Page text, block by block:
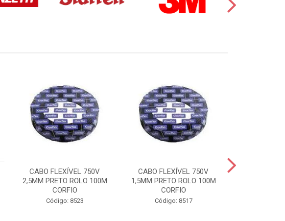
CABO FLEXÍVEL 750V
2,5MM PRETO ROLO 100M
CORFIO
Código: 8523
CABO FLEXÍVEL 750V
1,5MM PRETO ROLO 100M
CORFIO
Código: 8517